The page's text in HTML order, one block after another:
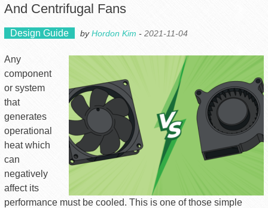
And Centrifugal Fans
Design Guide byHordon Kim - 2021-11-04
Any
component
or system
that
generates
operational
heat which
can
negatively
affect its
performance must be cooled. This is one of those simple